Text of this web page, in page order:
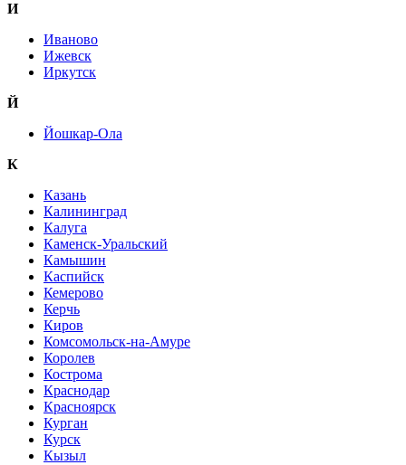
И
Иваново
Ижевск
Иркутск
Й
Йошкар-Ола
К
Казань
Калининград
Калуга
Каменск-Уральский
Камышин
Каспийск
Кемерово
Керчь
Киров
Комсомольск-на-Амуре
Королев
Кострома
Краснодар
Красноярск
Курган
Курск
Кызыл